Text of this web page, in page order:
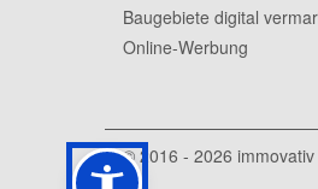
Baugebiete digital
Online-Werbung
© 2016 - 2026